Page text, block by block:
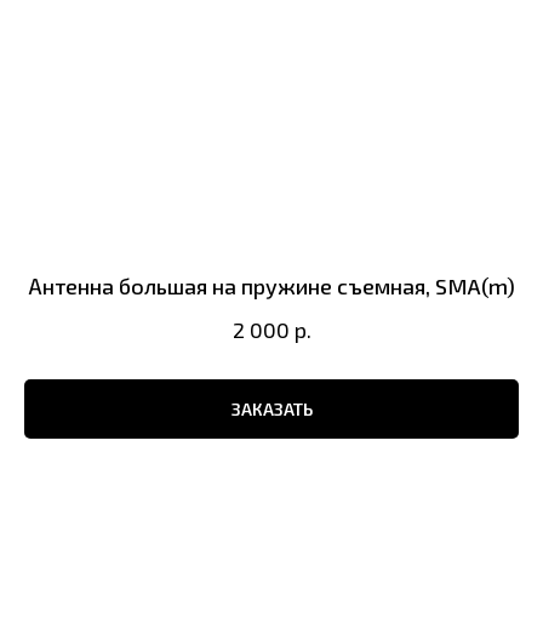
Антенна большая на пружине съемная, SMA(m)
2 000 р.
ЗАКАЗАТЬ